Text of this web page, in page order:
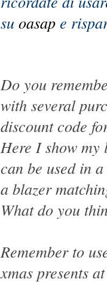
su oasap e
Do you
with several
discount code
Here I show my
can be used in
a blazer
What do you
Remember to
xmas presents